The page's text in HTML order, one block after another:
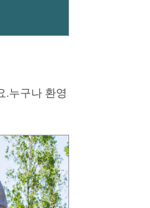
.누구나 환영